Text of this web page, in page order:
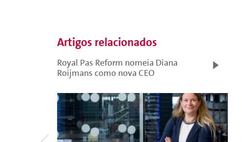
Artigos relacionados
Royal Pas Reform nomeia Diana
Roijmans como nova CEO